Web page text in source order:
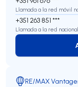
Llamada a la red móvil
+351 263 851 ***
Llamada a la red
RE/MAX